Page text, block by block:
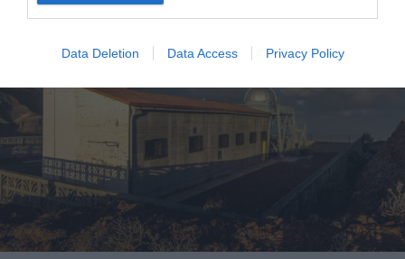
Data Deletion Data Access Privacy Policy